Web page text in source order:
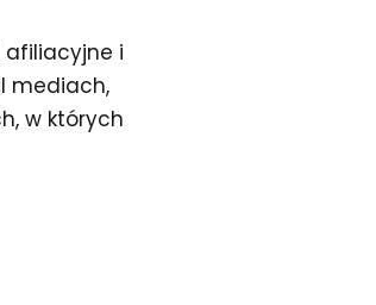
afiliacyjne i
mediach,
w których